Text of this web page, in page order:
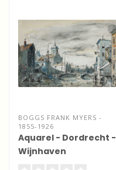
BOGGS FRANK MYERS -
1855-1926
Aquarel - Dordrecht -
Wijnhaven